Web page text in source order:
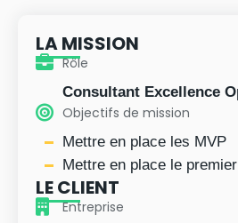
LA MISSION
Rôle
Consultant Excellence
Objectifs de mission
Mettre en place les MVP
Mettre en place le
LE CLIENT
Entreprise